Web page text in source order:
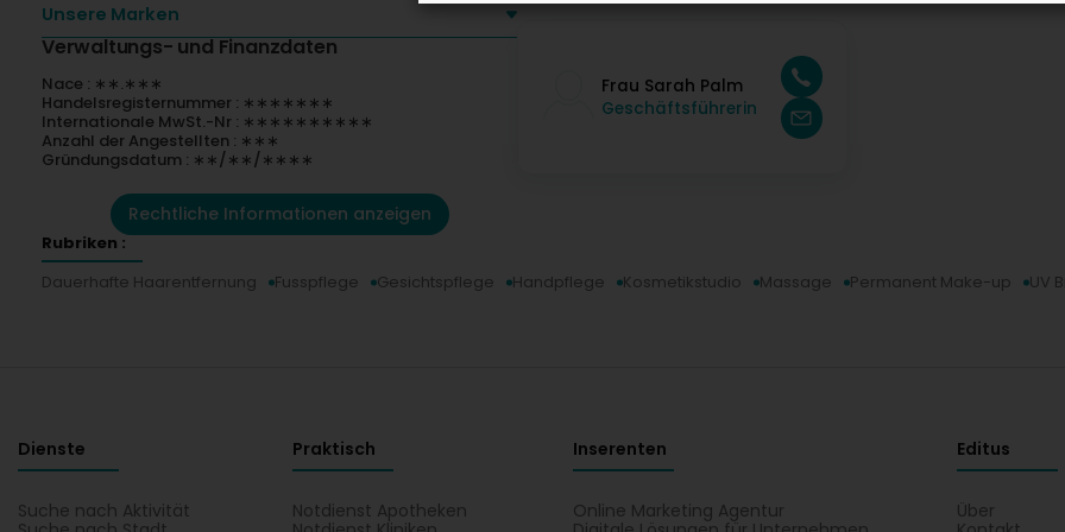
Unsere Marken
Verwaltungs- und Finanzdaten
Nace : ∗∗.∗∗∗
Handelsregisternummer : ∗∗∗∗∗∗∗
Internationale MwSt.-Nr : ∗∗∗∗∗∗∗∗∗∗
Anzahl der Angestellten : ∗∗∗
Gründungsdatum : ∗∗/∗∗/∗∗∗∗
Rechtliche Informationen anzeigen
Frau Sarah Palm
Geschäftsführerin
Rubriken :
Dauerhafte Haarentfernung
Fusspflege Gesichtspflege Handpflege Kosmetikstudio Massage Permanent Make-up UV
Dienste
Suche nach Aktivität
Praktisch
Notdienst Apotheken
Inserenten
Online Marketing Agentur
Editus
Über